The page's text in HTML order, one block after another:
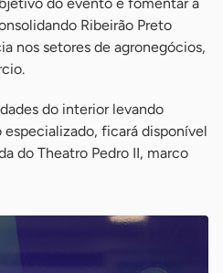
Ribeirão Preto
nos setores de agronegócios,
do interior levando
ficará disponível
do Theatro Pedro II, marco